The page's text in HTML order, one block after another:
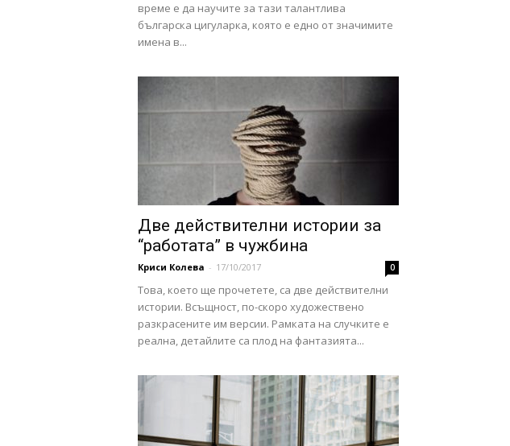
време е да научите за тази талантлива
българска цигуларка, която е едно от значимите
имена в...
Две действителни истории за
“работата” в чужбина
Криси Колева - 17/10/2017 0
Това, което ще прочетете, са две действителни
истории. Всъщност, по-скоро художествено
разкрасените им версии. Рамката на случките е
реална, детайлите са плод на фантазията...